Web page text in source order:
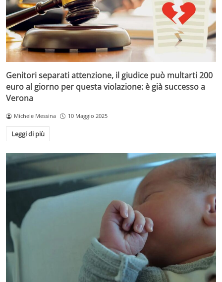
Genitori separati attenzione, il giudice può multarti 200
euro al giorno per questa violazione: è già successo a
Verona
Michele Messina 10 Maggio 2025
Leggi di più